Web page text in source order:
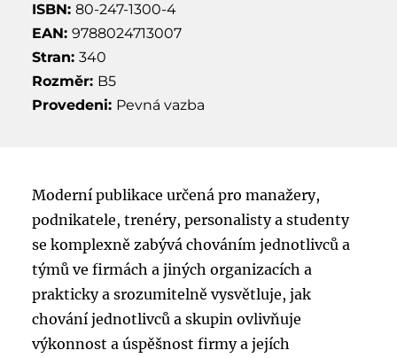
ISBN: 80-247-1300-4
EAN: 9788024713007
Stran: 340
Rozměr: B5
Provedeni: Pevná vazba
Moderní publikace určená pro manažery,
podnikatele, trenéry, personalisty a studenty
se komplexně zabývá chováním jednotlivců a
týmů ve firmách a jiných organizacích a
prakticky a srozumitelně vysvětluje, jak
chování jednotlivců a skupin ovlivňuje
výkonnost a úspěšnost firmy a jejích